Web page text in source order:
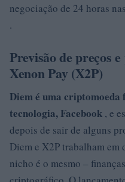
negociação de 24 horas
.
Previsão de preços
Xenon Pay (X2P)
Diem é uma
tecnologia, Facebook , e
depois de sair de alguns
Diem e X2P trabalham em
nicho é o mesmo –